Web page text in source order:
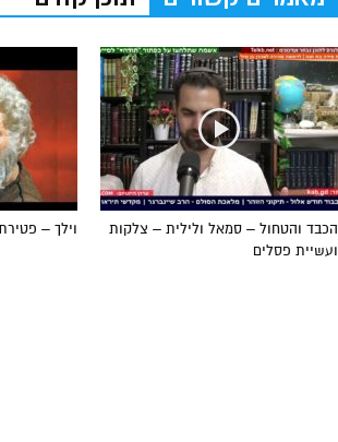
וילך –
הכבד והטחול – סמאל ולילית – צלקות
ועשיית פסלים